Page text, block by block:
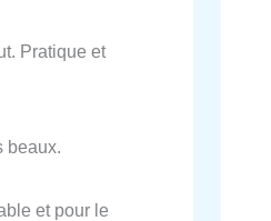
Pratique et
beaux.
et pour le